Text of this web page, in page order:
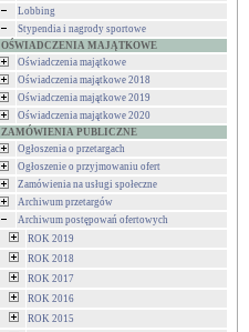
Lobbing
Stypendia i nagrody sportowe
OŚWIADCZENIA MAJĄTKOWE
Oświadczenia majątkowe
Oświadczenia majątkowe 2018
Oświadczenia majątkowe 2019
Oświadczenia majątkowe 2020
ZAMÓWIENIA PUBLICZNE
Ogłoszenia o przetargach
Ogłoszenie o przyjmowaniu ofert
Zamówienia na usługi społeczne
Archiwum przetargów
Archiwum postępowań ofertowych
ROK 2019
ROK 2018
ROK 2017
ROK 2016
ROK 2015